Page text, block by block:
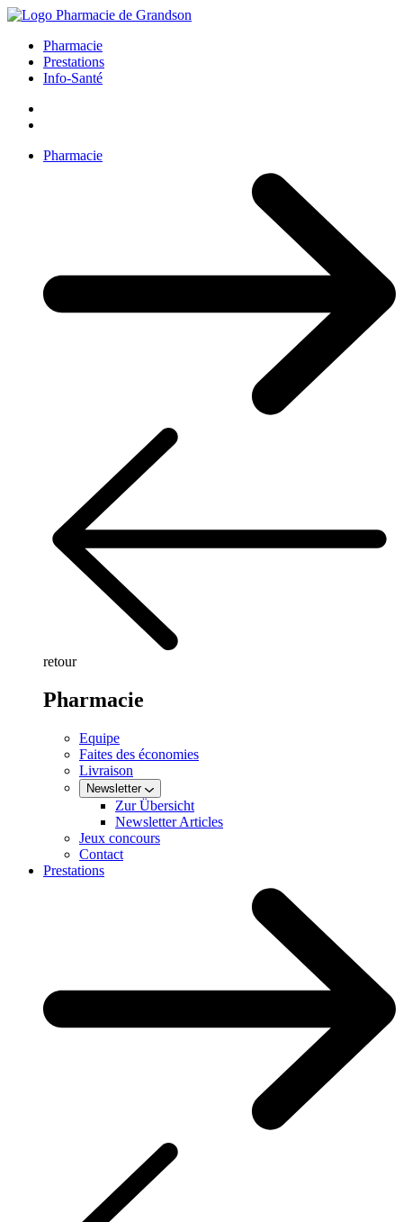
Pharmacie
Prestations
Info-Santé
Pharmacie
retour
Pharmacie
Equipe
Faites des économies
Livraison
Newsletter
Zur Übersicht
Newsletter Articles
Jeux concours
Contact
Prestations